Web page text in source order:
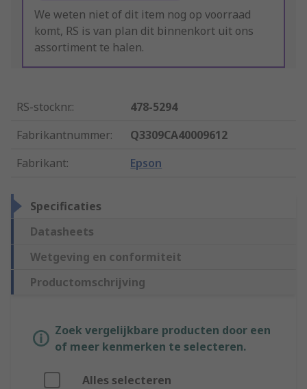
We weten niet of dit item nog op voorraad
komt, RS is van plan dit binnenkort uit ons
assortiment te halen.
RS-stocknr.:
478-5294
Fabrikantnummer:
Q3309CA40009612
Fabrikant: Epson
Specificaties
Datasheets
Wetgeving en conformiteit
Productomschrijving
Zoek vergelijkbare producten door een
of meer kenmerken te selecteren.
Alles selecteren